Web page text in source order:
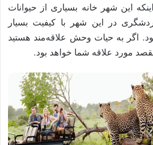
این شهر خانه بسیاری از حیوانات
در این شهر با کیفیت بسیار
اگر به حیات وحش علاقه‌مند هستید
مورد علاقه شما خواهد بود.